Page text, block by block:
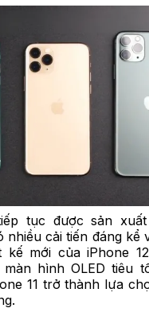
tục được sản
nhiều cải tiến đáng kể
kế mới của iPhone
hình OLED tiêu
11 trở thành lựa